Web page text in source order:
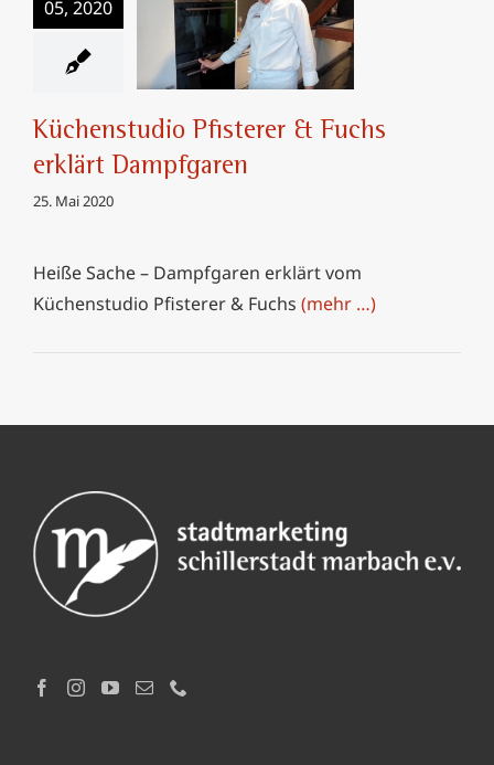
05, 2020
Küchenstudio
Pfisterer & Fuchs
erklärt Dampfgaren
Küchenstudio Pfisterer & Fuchs
erklärt Dampfgaren
25. Mai 2020
Heiße Sache – Dampfgaren erklärt vom
Küchenstudio Pfisterer & Fuchs (mehr …)